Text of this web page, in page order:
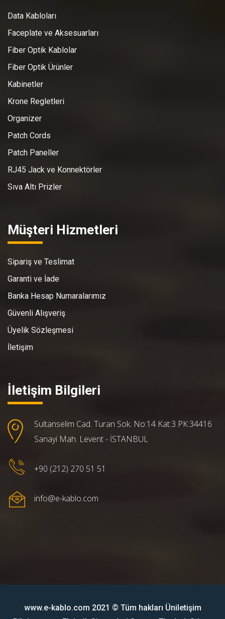
Data Kabloları
Faceplate ve Aksesuarları
Fiber Optik Kablolar
Fiber Optik Ürünler
Kabinetler
Krone Regletleri
Organizer
Patch Cords
Patch Paneller
RJ45 Jack ve Konnektörler
Sıva Altı Prizler
Müşteri Hizmetleri
Sipariş ve Teslimat
Garanti ve İade
Banka Hesap Numaralarımız
Güvenli Alışveriş
Üyelik Sözleşmesi
İletişim
İletişim Bilgileri
Sultanselim Cad. Turan Sok. No:14 Kat:3 PK:34416
Sanayi Mah. Levent - İSTANBUL
+90 (212) 270 51 51
info@e-kablo.com
www.e-kablo.com 2021 © Tüm hakları Üniletişim